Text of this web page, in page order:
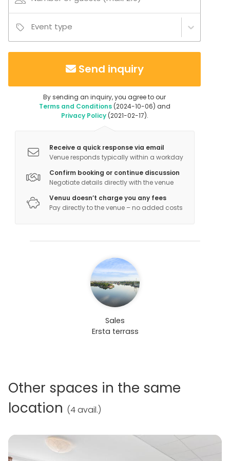
speciella önskemål? Hör av dig så återkommer vi
Event type
Send inquiry
By sending an inquiry, you agree to our
Terms and Conditions(2024-10-06) and
Privacy Policy(2021-02-17).
Receive a quick response via email
Venue responds typically within a workday
Confirm booking or continue discussion
Negotiate details directly with the venue
Venuu doesn’t charge you any fees
Pay directly to the venue – no added costs
Sales
Ersta terrass
Other spaces in the same
location (4 avail.)